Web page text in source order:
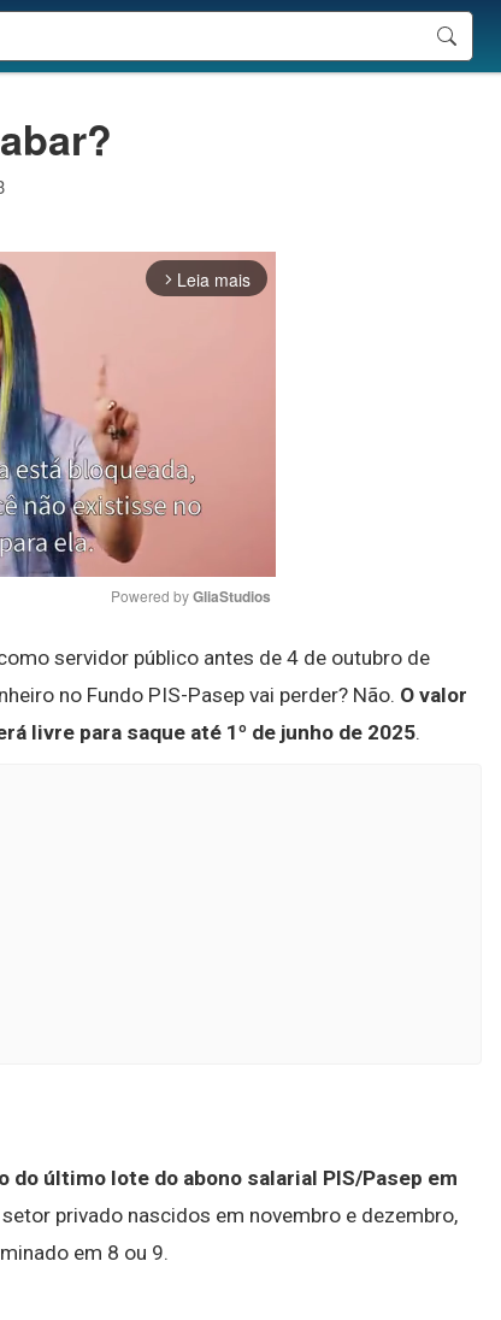
arrow_forward_ios Leia mais
Mute
Powered by GliaStudios
servidor público antes de 4 de outubro de
no Fundo PIS-Pasep vai perder? Não. O valor
livre para saque até 1º de junho de 2025.
do último lote do abono salarial PIS/Pasep em
privado nascidos em novembro e dezembro,
em 8 ou 9.